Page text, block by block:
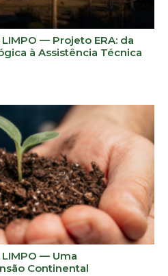
LIMPO — Projeto ERA: da
à Assistência Técnica
LIMPO — Uma
Continental